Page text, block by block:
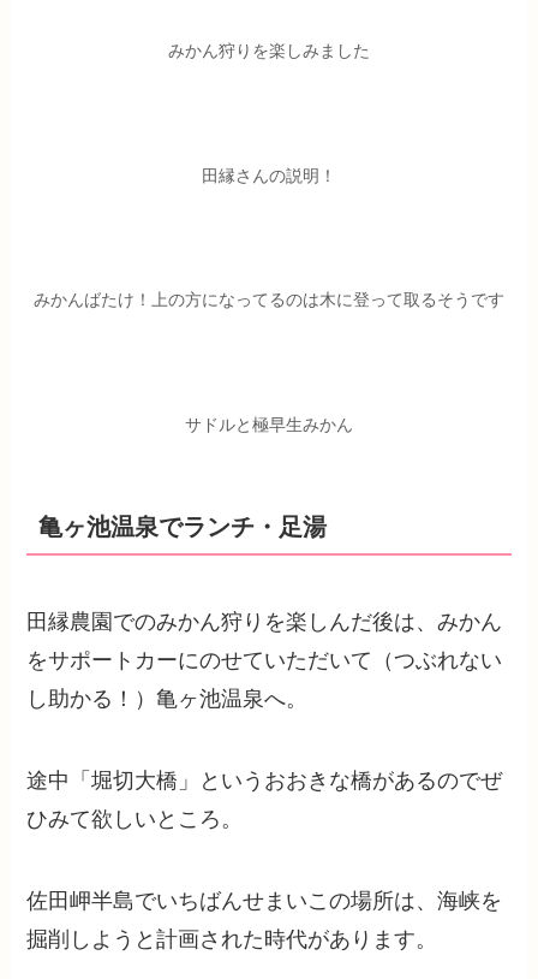
みかん狩りを楽しみました
田縁さんの説明！
みかんばたけ！上の方になってるのは木に登って取るそうです
サドルと極早生みかん
亀ヶ池温泉でランチ・足湯
田縁農園でのみかん狩りを楽しんだ後は、みかん
をサポートカーにのせていただいて（つぶれない
し助かる！）亀ヶ池温泉へ。
途中「堀切大橋」というおおきな橋があるのでぜ
ひみて欲しいところ。
佐田岬半島でいちばんせまいこの場所は、海峡を
掘削しようと計画された時代があります。